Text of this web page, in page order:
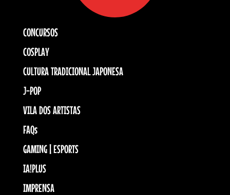
CONCURSOS
COSPLAY
CULTURA TRADICIONAL JAPONESA
J-POP
VILA DOS ARTISTAS
FAQs
GAMING | ESPORTS
IA!PLUS
IMPRENSA